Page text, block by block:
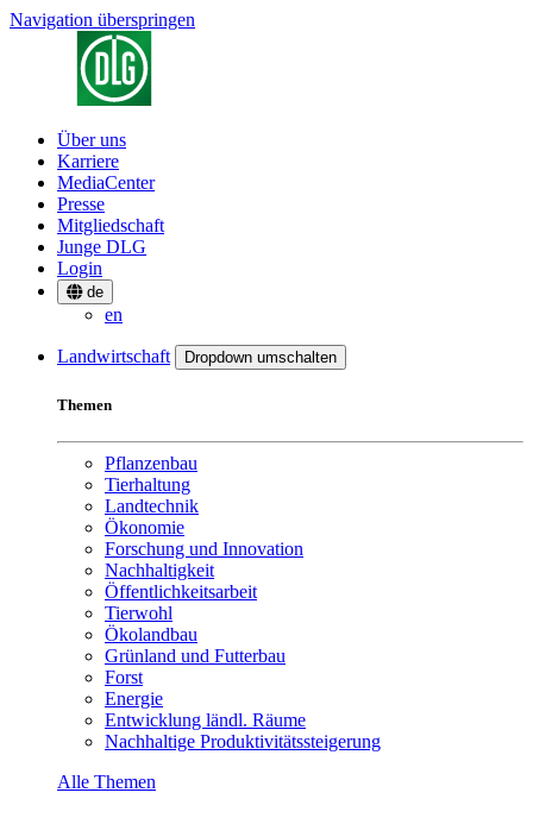
Navigation überspringen
Über uns
Karriere
MediaCenter
Presse
Mitgliedschaft
Junge DLG
Login
de
en
Landwirtschaft Dropdown umschalten
Themen
Pflanzenbau
Tierhaltung
Landtechnik
Ökonomie
Forschung und Innovation
Nachhaltigkeit
Öffentlichkeitsarbeit
Tierwohl
Ökolandbau
Grünland und Futterbau
Forst
Energie
Entwicklung ländl. Räume
Nachhaltige Produktivitätssteigerung
Alle Themen